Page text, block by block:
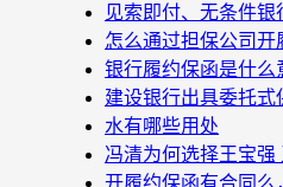
见索即付、无条件银
怎么通过担保公司开
银行履约保函是什么
建设银行出具委托式
水有哪些用处
冯清为何选择王宝
开履约保函有合同么